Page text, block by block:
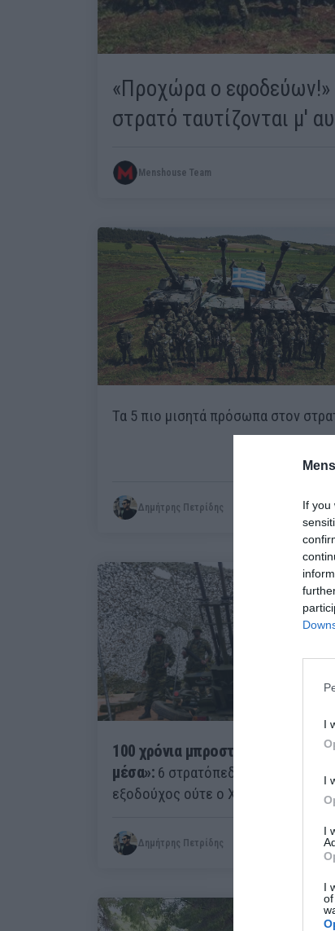
If you
I
I
I
I
«Προχώρα ο
στρατό ταυτίζονται μ'
Menshouse Team
Τα 5 πιο μισητά πρόσωπα στον
Δημήτρης Πετρίδης
100 χρόνια μπροστά στο «μένουμε
μέσα»: 6 στρατόπεδα που δεν βγαίνει
εξοδούχος ούτε ο Χαρδαλιάς
Δημήτρης Πετρίδης